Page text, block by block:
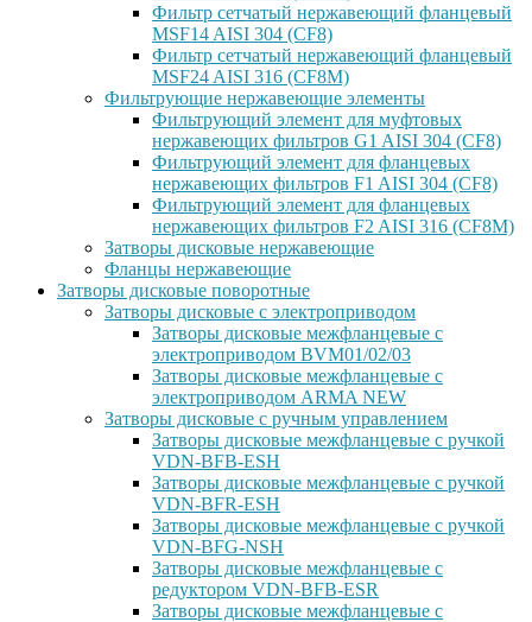
Фильтр сетчатый нержавеющий фланцевый
MSF14 AISI 304 (CF8)
Фильтр сетчатый нержавеющий фланцевый
MSF24 AISI 316 (CF8M)
Фильтрующие нержавеющие элементы
Фильтрующий элемент для муфтовых
нержавеющих фильтров G1 AISI 304 (CF8)
Фильтрующий элемент для фланцевых
нержавеющих фильтров F1 AISI 304 (CF8)
Фильтрующий элемент для фланцевых
нержавеющих фильтров F2 AISI 316 (CF8M)
Затворы дисковые нержавеющие
Фланцы нержавеющие
Затворы дисковые поворотные
Затворы дисковые с электроприводом
Затворы дисковые межфланцевые с
электроприводом BVM01/02/03
Затворы дисковые межфланцевые с
электроприводом ARMA NEW
Затворы дисковые с ручным управлением
Затворы дисковые межфланцевые с ручкой
VDN-BFB-ESH
Затворы дисковые межфланцевые с ручкой
VDN-BFR-ESH
Затворы дисковые межфланцевые с ручкой
VDN-BFG-NSH
Затворы дисковые межфланцевые с
редуктором VDN-BFB-ESR
Затворы дисковые межфланцевые с